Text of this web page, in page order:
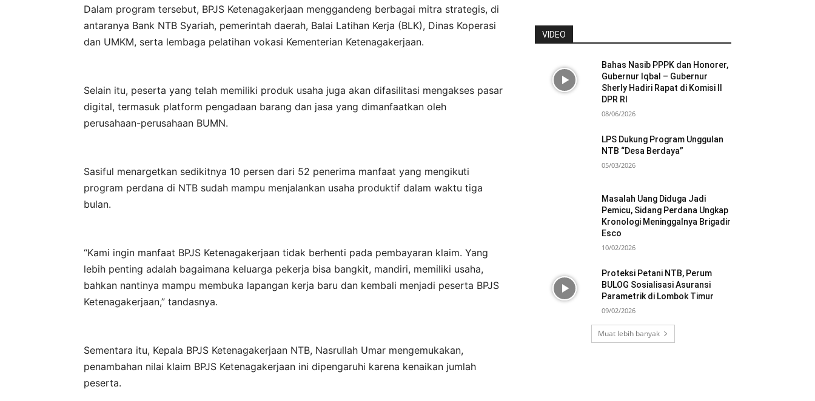
Dalam program tersebut, BPJS Ketenagakerjaan menggandeng berbagai mitra strategis, di
antaranya Bank NTB Syariah, pemerintah daerah, Balai Latihan Kerja (BLK), Dinas Koperasi
dan UMKM, serta lembaga pelatihan vokasi Kementerian Ketenagakerjaan.
Selain itu, peserta yang telah memiliki produk usaha juga akan difasilitasi mengakses pasar
digital, termasuk platform pengadaan barang dan jasa yang dimanfaatkan oleh
perusahaan-perusahaan BUMN.
Sasiful menargetkan sedikitnya 10 persen dari 52 penerima manfaat yang mengikuti
program perdana di NTB sudah mampu menjalankan usaha produktif dalam waktu tiga
bulan.
“Kami ingin manfaat BPJS Ketenagakerjaan tidak berhenti pada pembayaran klaim. Yang
lebih penting adalah bagaimana keluarga pekerja bisa bangkit, mandiri, memiliki usaha,
bahkan nantinya mampu membuka lapangan kerja baru dan kembali menjadi peserta BPJS
Ketenagakerjaan,” tandasnya.
Sementara itu, Kepala BPJS Ketenagakerjaan NTB, Nasrullah Umar mengemukakan,
penambahan nilai klaim BPJS Ketenagakerjaan ini dipengaruhi karena kenaikan jumlah
peserta.
VIDEO
Bahas Nasib PPPK dan Honorer,
Gubernur Iqbal – Gubernur
Sherly Hadiri Rapat di Komisi II
DPR RI
08/06/2026
LPS Dukung Program Unggulan
NTB “Desa Berdaya”
05/03/2026
Masalah Uang Diduga Jadi
Pemicu, Sidang Perdana Ungkap
Kronologi Meninggalnya Brigadir
Esco
10/02/2026
Proteksi Petani NTB, Perum
BULOG Sosialisasi Asuransi
Parametrik di Lombok Timur
09/02/2026
Muat lebih banyak